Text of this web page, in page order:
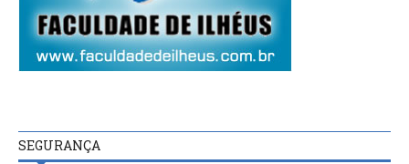
SEGURANÇA